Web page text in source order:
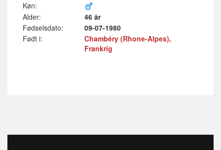
Køn:
Alder:
46 år
Fødselsdato:
09-07-1980
Født i:
Chambéry (Rhone-Alpes),
Frankrig